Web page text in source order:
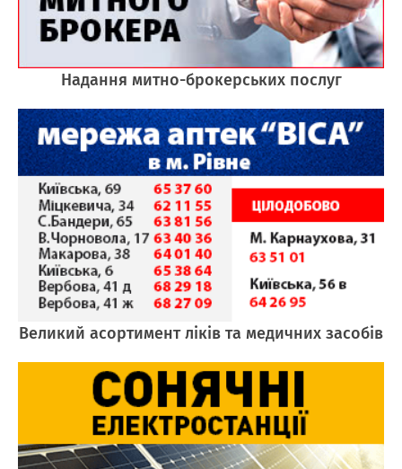
Надання митно-брокерських послуг
Великий асортимент ліків та медичних засобів